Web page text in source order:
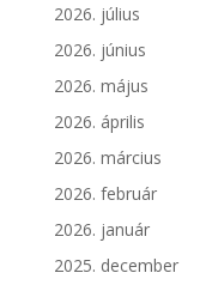
2026. július
2026. június
2026. május
2026. április
2026. március
2026. február
2026. január
2025. december